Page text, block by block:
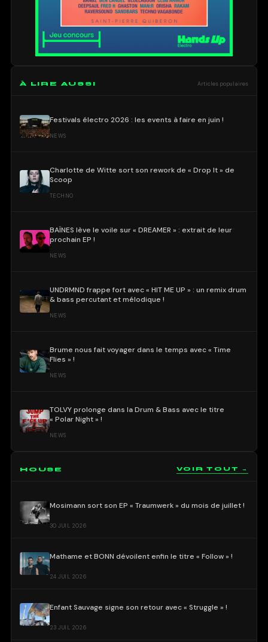
À LIRE AUSSI Articles populaires
Festivals électro 2026 : les events à faire en juin !
NEWS
Charlotte de Witte sort son rework de « Drop It » de
Scoop
TECHNO
BAÏNES lève le voile sur « DREAMER » : extrait de leur
prochain EP !
NEWS
UNDRMND frappe fort avec « HIT ME UP » : un remix drum
& bass percutant et mélodique !
NEWS
Brume nous fait voyager dans le temps avec « Time
Flies » !
NEWS
TOLVY prolonge dans la Drum & Bass avec le titre
« Polar Night » !
NEWS
HOUSE VOIR TOUT →
Mosimann sort son EP « Traumwerk » du mois de juillet !
30 JUIL 2026
Mathame et BONN dévoilent enfin le titre « Follow » !
24 JUIL 2026
Enfant Sauvage signe son retour avec « Struggle » !
23 JUIL 2026